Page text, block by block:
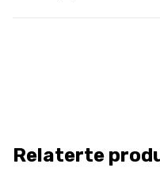
Relaterte